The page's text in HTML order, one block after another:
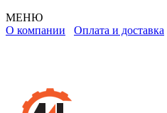
МЕНЮ
О компании Оплата и доставка